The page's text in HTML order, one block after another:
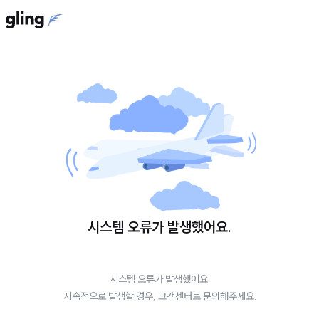
시스템 오류가 발생했어요.
시스템 오류가 발생했어요.
지속적으로 발생할 경우, 고객센터로 문의해주세요.